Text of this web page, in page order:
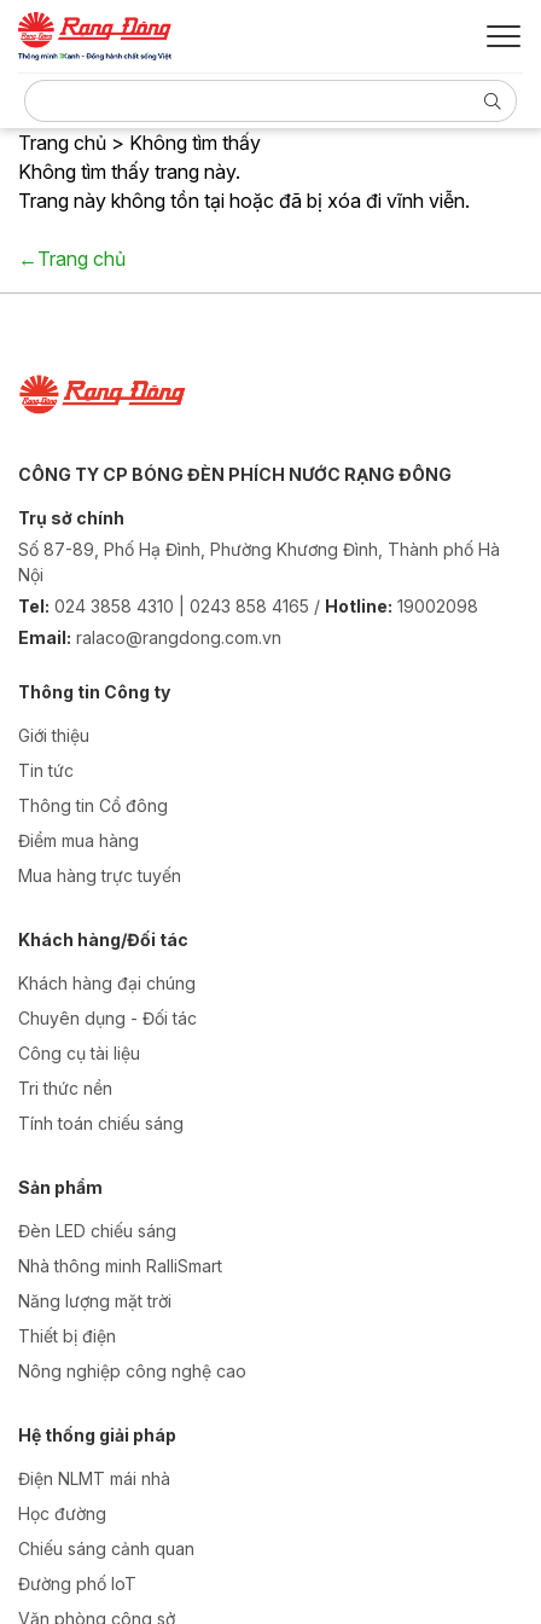
Trang chủ > Không tìm thấy
Không tìm thấy trang này.
Trang này không tồn tại hoặc đã bị xóa đi vĩnh viễn.
←Trang chủ
CÔNG TY CP BÓNG ĐÈN PHÍCH NƯỚC RẠNG ĐÔNG
Trụ sở chính
Số 87-89, Phố Hạ Đình, Phường Khương Đình, Thành phố Hà
Nội
Tel: 024 3858 4310 | 0243 858 4165 / Hotline: 19002098
Email: ralaco@rangdong.com.vn
Thông tin Công ty
Giới thiệu
Tin tức
Thông tin Cổ đông
Điểm mua hàng
Mua hàng trực tuyến
Khách hàng/Đối tác
Khách hàng đại chúng
Chuyên dụng - Đối tác
Công cụ tài liệu
Tri thức nền
Tính toán chiếu sáng
Sản phẩm
Đèn LED chiếu sáng
Nhà thông minh RalliSmart
Năng lượng mặt trời
Thiết bị điện
Nông nghiệp công nghệ cao
Hệ thống giải pháp
Điện NLMT mái nhà
Học đường
Chiếu sáng cảnh quan
Đường phố IoT
Văn phòng công sở